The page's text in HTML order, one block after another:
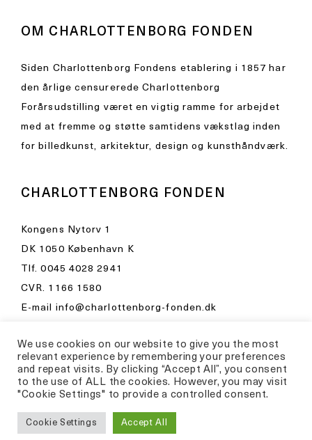
OM CHARLOTTENBORG FONDEN
Siden Charlottenborg Fondens etablering i 1857 har
den årlige censurerede Charlottenborg
Forårsudstilling været en vigtig ramme for arbejdet
med at fremme og støtte samtidens vækstlag inden
for billedkunst, arkitektur, design og kunsthåndværk.
CHARLOTTENBORG FONDEN
Kongens Nytorv 1
DK 1050 København K
Tlf.0045 4028 2941
CVR. 1166 1580
E-mail info@charlottenborg-fonden.dk
Besøg venligst
kunsthalcharlottenborg.dk
We use cookies on our website to give you the most
relevant experience by remembering your preferences
and repeat visits. By clicking “Accept All”, you consent
to the use of ALL the cookies. However, you may visit
"Cookie Settings" to provide a controlled consent.
Cookie Settings Accept All